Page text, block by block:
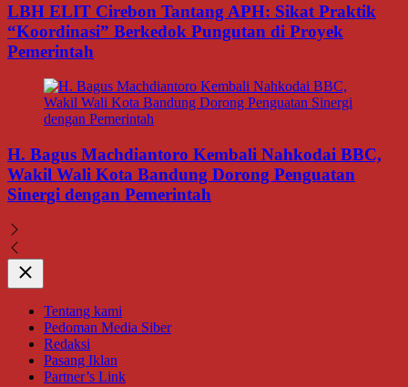
LBH ELIT Cirebon Tantang APH: Sikat Praktik
“Koordinasi” Berkedok Pungutan di Proyek
Pemerintah
H. Bagus Machdiantoro Kembali Nahkodai BBC,
Wakil Wali Kota Bandung Dorong Penguatan
Sinergi dengan Pemerintah
Close
Tentang kami
Pedoman Media Siber
Redaksi
Pasang Iklan
Partner’s Link